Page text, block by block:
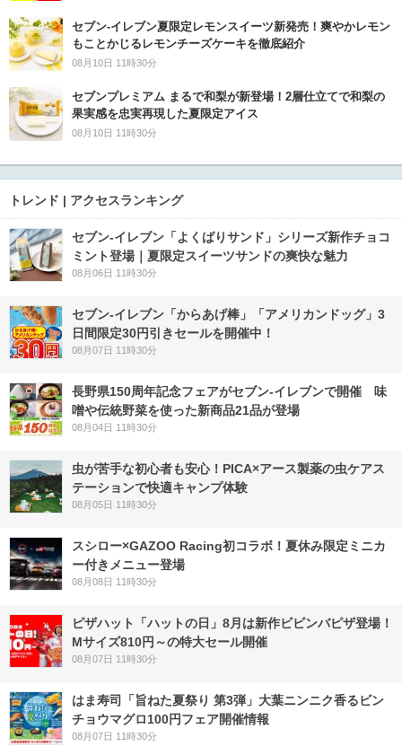
セブン‐イレブン夏限定レモンスイーツ新発売！爽やかレモン
もことかじるレモンチーズケーキを徹底紹介
08月10日 11時30分
セブンプレミアム まるで和梨が新登場！2層仕立てで和梨の
果実感を忠実再現した夏限定アイス
08月10日 11時30分
トレンド | アクセスランキング
セブン‐イレブン「よくばりサンド」シリーズ新作チョコ
ミント登場｜夏限定スイーツサンドの爽快な魅力
08月06日 11時30分
セブン‐イレブン「からあげ棒」「アメリカンドッグ」3
日間限定30円引きセールを開催中！
08月07日 11時30分
長野県150周年記念フェアがセブン-イレブンで開催 味
噌や伝統野菜を使った新商品21品が登場
08月04日 11時30分
虫が苦手な初心者も安心！PICA×アース製薬の虫ケアス
テーションで快適キャンプ体験
08月05日 11時30分
スシロー×GAZOO Racing初コラボ！夏休み限定ミニカ
ー付きメニュー登場
08月08日 11時30分
ピザハット「ハットの日」8月は新作ビビンバピザ登場！
Mサイズ810円～の特大セール開催
08月07日 11時30分
はま寿司「旨ねた夏祭り 第3弾」大葉ニンニク香るビン
チョウマグロ100円フェア開催情報
08月07日 11時30分